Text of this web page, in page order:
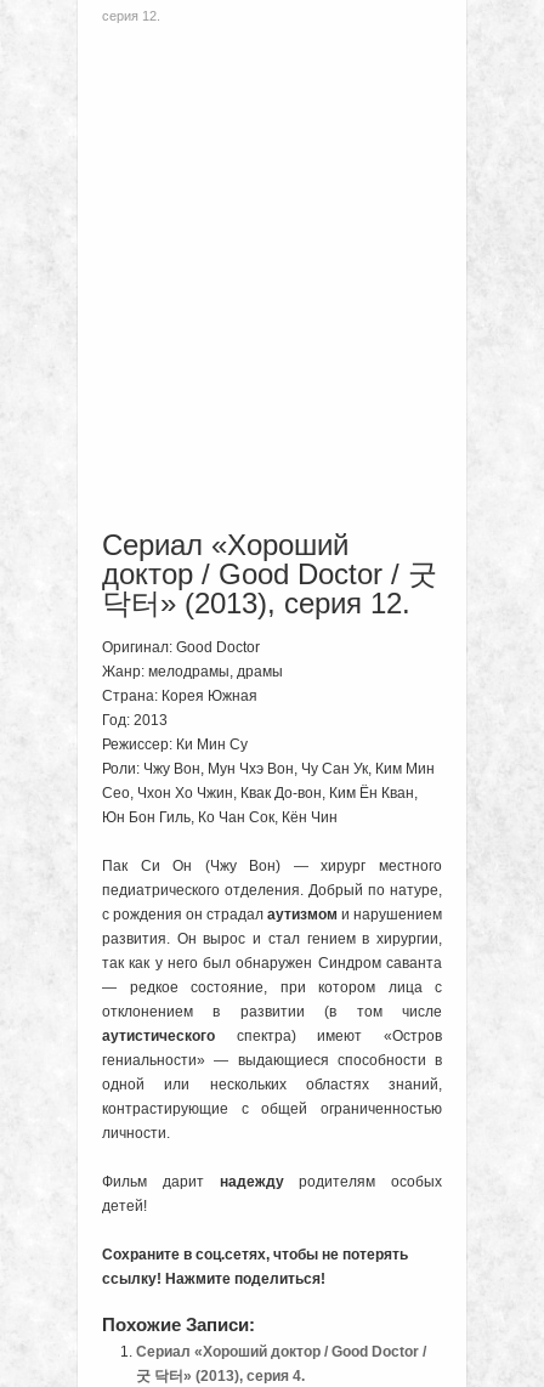
серия 12.
Сериал «Хороший
доктор / Good Doctor / 굿
닥터» (2013), серия 12.
Оригинал: Good Doctor
Жанр: мелодрамы, драмы
Страна: Корея Южная
Год: 2013
Режиссер: Ки Мин Су
Роли: Чжу Вон, Мун Чхэ Вон, Чу Сан Ук, Ким Мин
Сео, Чхон Хо Чжин, Квак До-вон, Ким Ён Кван,
Юн Бон Гиль, Ко Чан Сок, Кён Чин
Пак Си Он (Чжу Вон) — хирург местного
педиатрического отделения. Добрый по натуре,
с рождения он страдал аутизмом и нарушением
развития. Он вырос и стал гением в хирургии,
так как у него был обнаружен Синдром саванта
— редкое cостояние, при котором лица с
отклонением в развитии (в том числе
аутистического спектра) имеют «Остров
гениальности» — выдающиеся способности в
одной или нескольких областях знаний,
контрастирующие с общей ограниченностью
личности.
Фильм дарит надеждуродителям особых
детей!
Сохраните в соц.сетях, чтобы не потерять
ссылку! Нажмите поделиться!
Похожие Записи:
Сериал «Хороший доктор / Good Doctor /
굿 닥터» (2013), серия 4.